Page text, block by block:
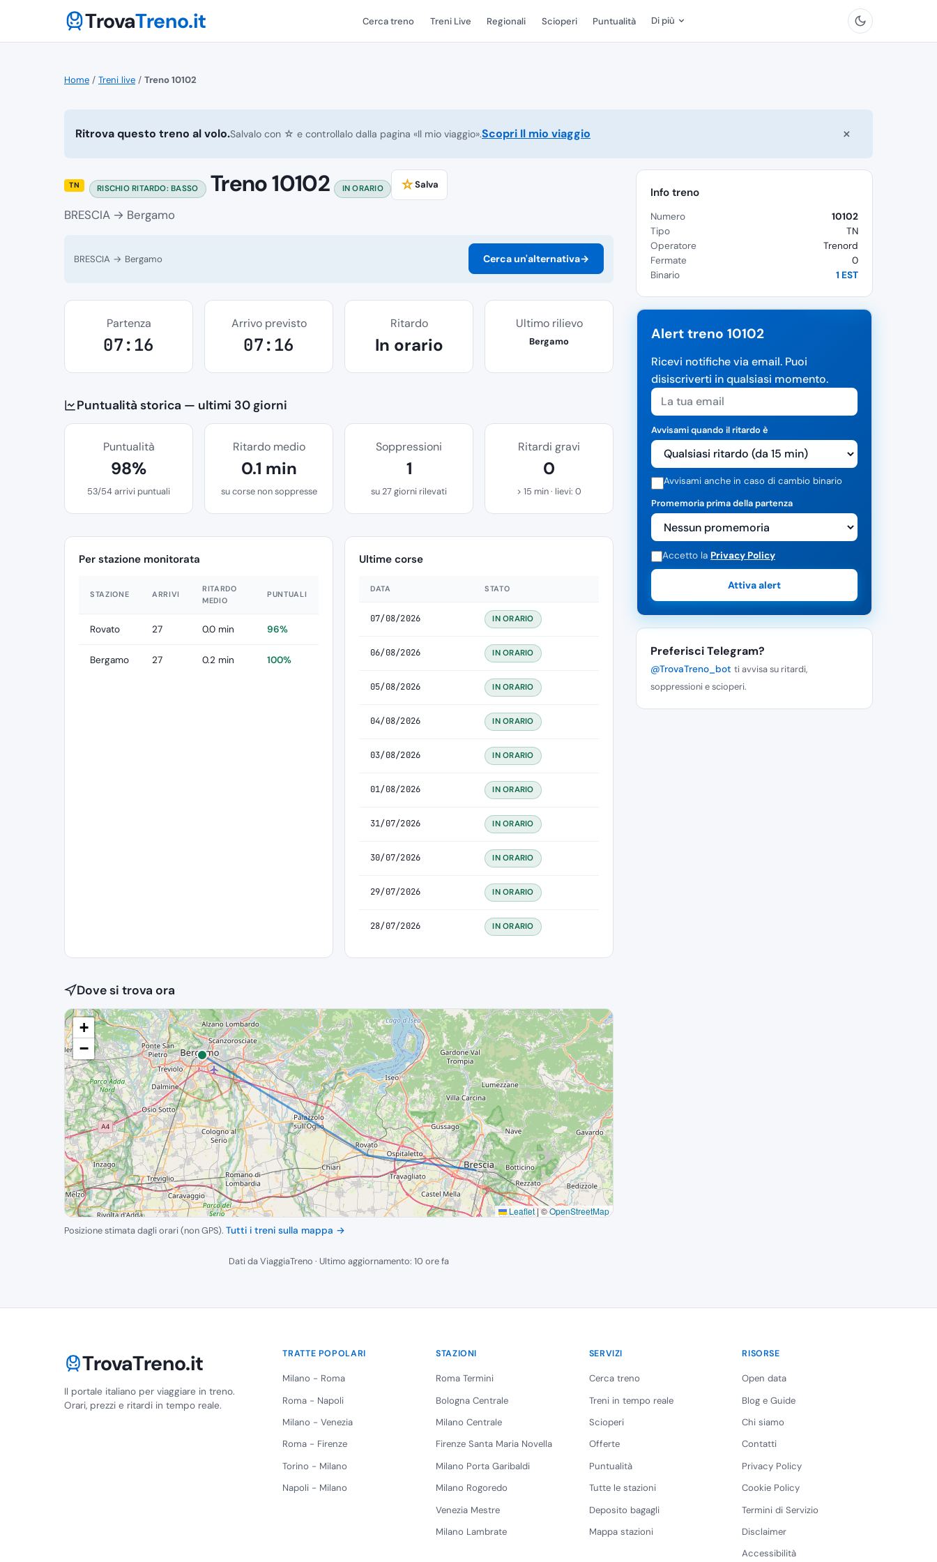
TrovaTreno.it Cerca treno Treni Live Regionali Scioperi Puntualità Di più
Home / Treni live / Treno 10102
Ritrova questo treno al volo.Salvalo con ☆ e controllalo dalla pagina «Il mio viaggio».Scopri Il mio viaggio ×
TN RISCHIO RITARDO: BASSO Treno 10102 IN ORARIO ☆Salva
BRESCIA → Bergamo
BRESCIA → Bergamo Cerca un'alternativa→
Partenza
07:16
Arrivo previsto
07:16
Ritardo
In orario
Ultimo rilievo
Bergamo
Puntualità storica — ultimi 30 giorni
Puntualità
98%
53/54 arrivi puntuali
Ritardo medio
0.1 min
su corse non soppresse
Soppressioni
1
su 27 giorni rilevati
Ritardi gravi
0
> 15 min · lievi: 0
Per stazione monitorata
STAZIONE ARRIVI
RITARDO
MEDIO
PUNTUALI
Rovato 27 0.0 min 96%
Bergamo 27 0.2 min 100%
Ultime corse
DATA STATO
07/08/2026 IN ORARIO
06/08/2026 IN ORARIO
05/08/2026 IN ORARIO
04/08/2026 IN ORARIO
03/08/2026 IN ORARIO
01/08/2026 IN ORARIO
31/07/2026 IN ORARIO
30/07/2026 IN ORARIO
29/07/2026 IN ORARIO
28/07/2026 IN ORARIO
Dove si trova ora
+
−
Leaflet|©OpenStreetMap
Posizione stimata dagli orari (non GPS). Tutti i treni sulla mappa →
Dati da ViaggiaTreno · Ultimo aggiornamento: 10 ore fa
Info treno
Numero
10102
Tipo
TN
Operatore
Trenord
Fermate
0
Binario
1 EST
Alert treno 10102
Ricevi notifiche via email. Puoi
disiscriverti in qualsiasi momento.
Avvisami quando il ritardo è
Avvisami anche in caso di cambio binario
Promemoria prima della partenza
Accetto la Privacy Policy
Attiva alert
Preferisci Telegram?
@TrovaTreno_bot ti avvisa su ritardi,
soppressioni e scioperi.
TrovaTreno.it
Il portale italiano per viaggiare in treno.
Orari, prezzi e ritardi in tempo reale.
TRATTE POPOLARI
Milano - Roma
Roma - Napoli
Milano - Venezia
Roma - Firenze
Torino - Milano
Napoli - Milano
STAZIONI
Roma Termini
Bologna Centrale
Milano Centrale
Firenze Santa Maria Novella
Milano Porta Garibaldi
Milano Rogoredo
Venezia Mestre
Milano Lambrate
SERVIZI
Cerca treno
Treni in tempo reale
Scioperi
Offerte
Puntualità
Tutte le stazioni
Deposito bagagli
Mappa stazioni
RISORSE
Open data
Blog e Guide
Chi siamo
Contatti
Privacy Policy
Cookie Policy
Termini di Servizio
Disclaimer
Accessibilità